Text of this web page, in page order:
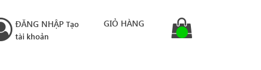
ĐĂNG NHẬP Tạo
tài khoản
GIỎ HÀNG